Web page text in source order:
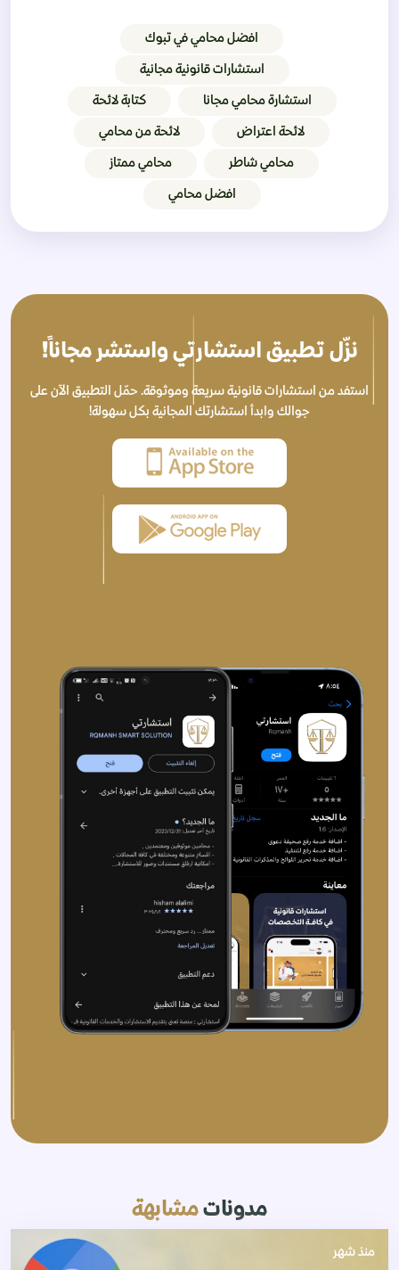
افضل محامي في تبوك
استشارات قانونية مجانية
استشارة محامي مجانا كتابة لائحة
لائحة اعتراض لائحة من محامي
محامي شاطر محامي ممتاز
افضل محامي
نزّل تطبيق استشارتي واستشر مجاناً!
استفد من استشارات قانونية سريعة وموثوقة. حمّل التطبيق الآن على
جوالك وابدأ استشارتك المجانية بكل سهولة!
مدونات مشابهة
منذ شهر